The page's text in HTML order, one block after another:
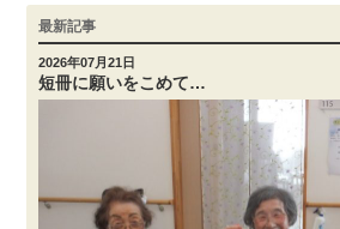
最新記事
2026年07月21日
短冊に願いをこめて…